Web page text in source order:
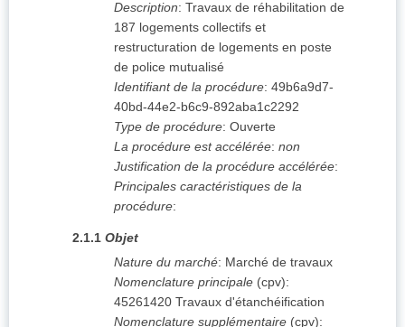
Description: Travaux de réhabilitation de
187 logements collectifs et
restructuration de logements en poste
de police mutualisé
Identifiant de la procédure: 49b6a9d7-
40bd-44e2-b6c9-892aba1c2292
Type de procédure: Ouverte
La procédure est accélérée: non
Justification de la procédure accélérée:
Principales caractéristiques de la
procédure:
2.1.1 Objet
Nature du marché: Marché de travaux
Nomenclature principale (cpv):
45261420 Travaux d'étanchéification
Nomenclature supplémentaire (cpv):